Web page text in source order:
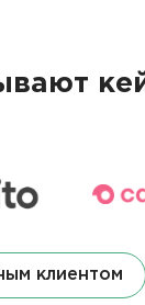
клиентом